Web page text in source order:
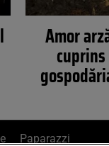
Amor
Paparazzi